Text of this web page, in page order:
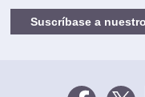
Suscríbase a